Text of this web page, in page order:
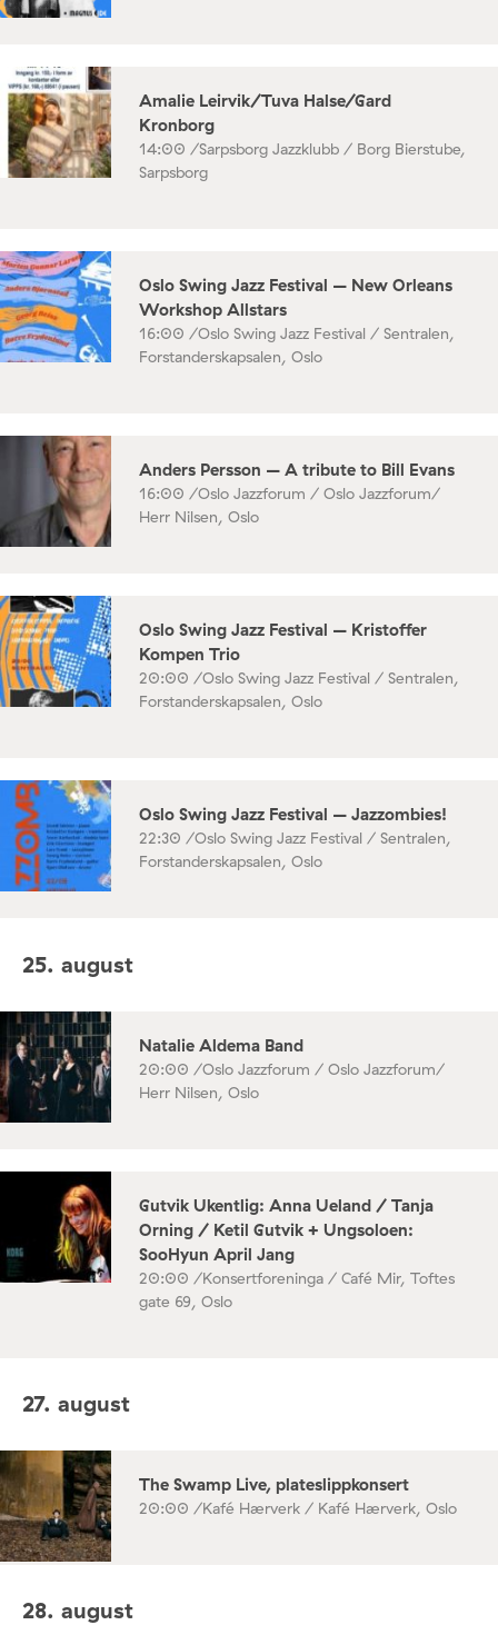
Amalie Leirvik/Tuva Halse/Gard
Kronborg
14:00 /Sarpsborg Jazzklubb / Borg Bierstube,
Sarpsborg
Oslo Swing Jazz Festival – New Orleans
Workshop Allstars
16:00 /Oslo Swing Jazz Festival / Sentralen,
Forstanderskapsalen, Oslo
Anders Persson – A tribute to Bill Evans
16:00 /Oslo Jazzforum / Oslo Jazzforum/
Herr Nilsen, Oslo
Oslo Swing Jazz Festival – Kristoffer
Kompen Trio
20:00 /Oslo Swing Jazz Festival / Sentralen,
Forstanderskapsalen, Oslo
Oslo Swing Jazz Festival – Jazzombies!
22:30 /Oslo Swing Jazz Festival / Sentralen,
Forstanderskapsalen, Oslo
25. august
Natalie Aldema Band
20:00 /Oslo Jazzforum / Oslo Jazzforum/
Herr Nilsen, Oslo
Gutvik Ukentlig: Anna Ueland / Tanja
Orning / Ketil Gutvik + Ungsoloen:
SooHyun April Jang
20:00 /Konsertforeninga / Café Mir, Toftes
gate 69, Oslo
27. august
The Swamp Live, plateslippkonsert
20:00 /Kafé Hærverk / Kafé Hærverk, Oslo
28. august